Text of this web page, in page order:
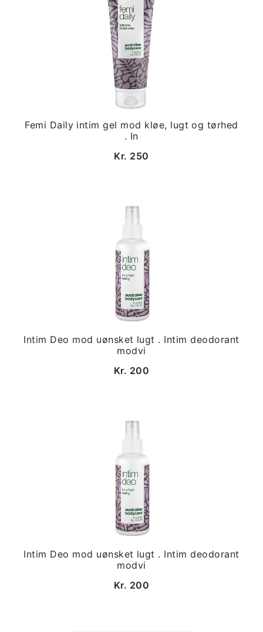
Femi Daily intim gel mod kløe, lugt og tørhed
. In
Kr. 250
Intim Deo mod uønsket lugt . Intim deodorant
modvi
Kr. 200
Intim Deo mod uønsket lugt . Intim deodorant
modvi
Kr. 200